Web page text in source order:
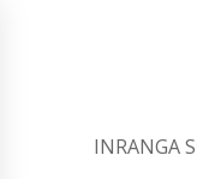
INRANGA